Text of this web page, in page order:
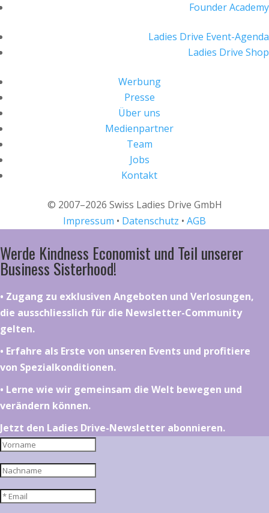
Founder Academy
Ladies Drive Event-Agenda
Ladies Drive Shop
Werbung
Presse
Über uns
Medienpartner
Team
Jobs
Kontakt
© 2007–2026 Swiss Ladies Drive GmbH
Impressum • Datenschutz • AGB
Werde Kindness Economist und Teil unserer
Business Sisterhood!
•⁠ ⁠⁠Zugang zu exklusiven Angeboten und Verlosungen,
die ausschliesslich für die Newsletter-Community
gelten.
•⁠ ⁠⁠Erfahre als Erste von unseren Events und profitiere
von Spezialkonditionen.
•⁠ ⁠⁠Lerne wie wir gemeinsam die Welt bewegen und
verändern können.
Jetzt den Ladies Drive-Newsletter abonnieren.